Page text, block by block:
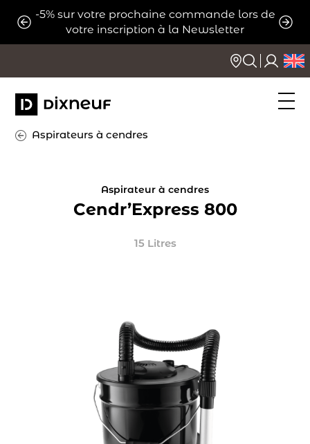
-5% sur votre prochaine commande lors de
votre inscription à la Newsletter
Aspirateurs à cendres
Aspirateur à cendres
Cendr’Express 800
15 Litres